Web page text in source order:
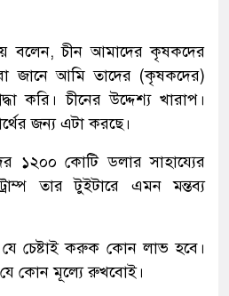
বলেন, চীন আমাদের কৃষকদের
জানে আমি তাদের (কৃষকদের)
করি। চীনের উদ্দেশ্য খারাপ।
জন্য এটা করছে।
১২০০ কোটি ডলার সাহায্যের
তার টুইটারে এমন মন্তব্য
চেষ্টাই করুক কোন লাভ হবে।
কোন মূল্যে রুখবোই।